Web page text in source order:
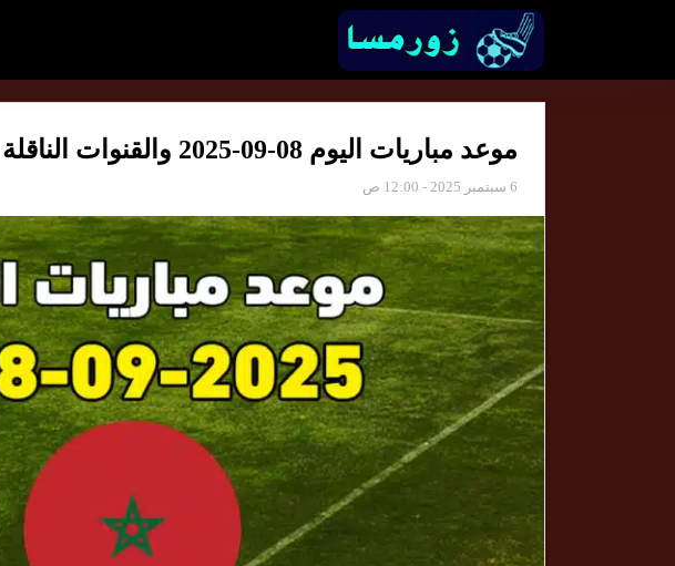
موعد مباريات اليوم 08-09-2025 والقنوات الناقلة
6 سبتمبر 2025 - 12:00 ص